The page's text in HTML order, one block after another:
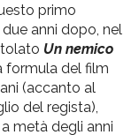
primo
due anni dopo, nel
Un nemico
formula del film
(accanto al
del regista),
metà degli anni